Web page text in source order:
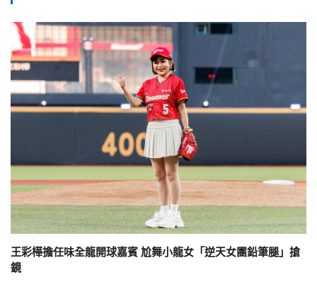
王彩樺擔任味全龍開球嘉賓 尬舞小龍女「逆天女團鉛筆腿」搶
鏡